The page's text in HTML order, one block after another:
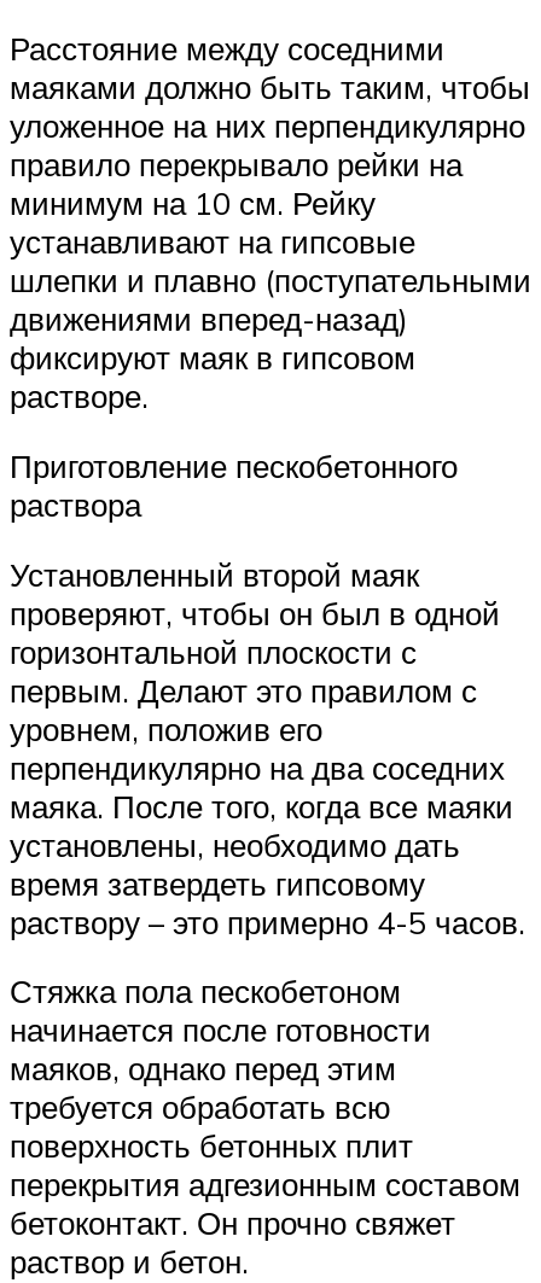
Расстояние между соседними
маяками должно быть таким, чтобы
уложенное на них перпендикулярно
правило перекрывало рейки на
минимум на 10 см. Рейку
устанавливают на гипсовые
шлепки и плавно (поступательными
движениями вперед-назад)
фиксируют маяк в гипсовом
растворе.
Приготовление пескобетонного
раствора
Установленный второй маяк
проверяют, чтобы он был в одной
горизонтальной плоскости с
первым. Делают это правилом с
уровнем, положив его
перпендикулярно на два соседних
маяка. После того, когда все маяки
установлены, необходимо дать
время затвердеть гипсовому
раствору – это примерно 4-5 часов.
Стяжка пола пескобетоном
начинается после готовности
маяков, однако перед этим
требуется обработать всю
поверхность бетонных плит
перекрытия адгезионным составом
бетоконтакт. Он прочно свяжет
раствор и бетон.